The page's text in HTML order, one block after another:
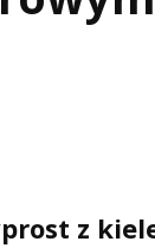
z